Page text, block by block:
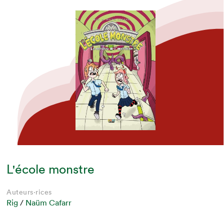
L'école monstre
Auteurs·rices
Rig / Naüm Cafarr